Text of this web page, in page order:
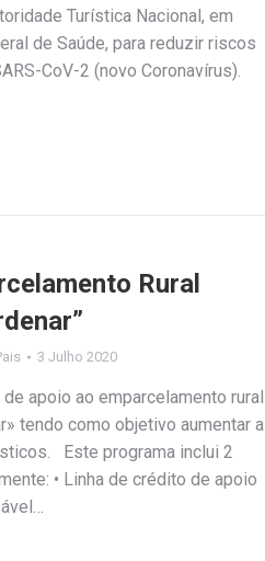
Turística Nacional, em
de Saúde, para reduzir riscos
CoV-2 (novo Coronavírus).
Rural
3 Julho 2020
apoio ao emparcelamento rural
tendo como objetivo aumentar a
Este programa inclui 2
• Linha de crédito de apoio